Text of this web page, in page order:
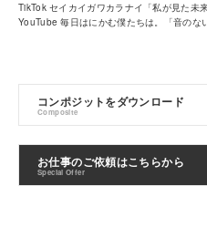
TikTok セイカイガワカラナイ「私が見た未
YouTube 毎日はにかむ僕たちは。「音のな
コンポジットをダウンロード
Composite
お仕事のご依頼はこちらから
Special Offer